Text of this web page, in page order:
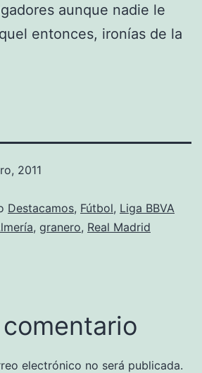
aunque nadie le
entonces, ironías de la
2011
Destacamos, Fútbol, Liga BBVA
, granero, Real Madrid
electrónico no será publicada.